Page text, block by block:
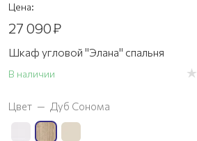
Цена:
27 090₽
Шкаф угловой "Элана" спальня
В наличии
Цвет — Дуб Сонома